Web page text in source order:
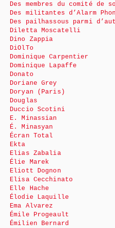
Des membres du comité de
Des militantes d’Alarm
Des pailhassous parmi
Diletta Moscatelli
Dino Zappia
DiOlTo
Dominique Carpentier
Dominique Lapaffe
Donato
Doriane Grey
Doryan (Paris)
Douglas
Duccio Scotini
E. Minassian
É. Minasyan
Écran Total
Ekta
Elias Zabalia
Élie Marek
Eliott Dognon
Elisa Cecchinato
Elle Hache
Élodie Laquille
Ema Alvarez
Émile Progeault
Émilien Bernard